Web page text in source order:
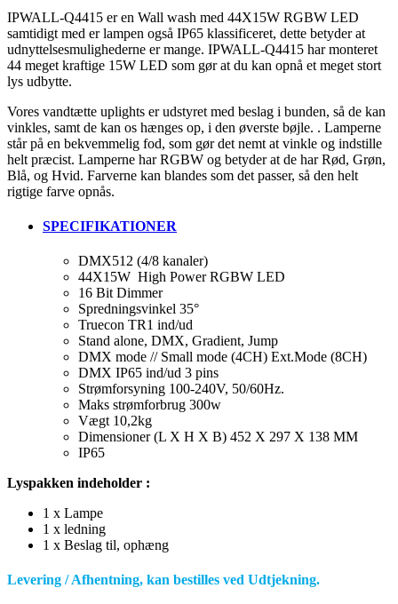
IPWALL-Q4415 er en Wall wash med 44X15W RGBW LED
samtidigt med er lampen også IP65 klassificeret, dette betyder at
udnyttelsesmulighederne er mange. IPWALL-Q4415 har monteret
44 meget kraftige 15W LED som gør at du kan opnå et meget stort
lys udbytte.
Vores vandtætte uplights er udstyret med beslag i bunden, så de kan
vinkles, samt de kan os hænges op, i den øverste bøjle. . Lamperne
står på en bekvemmelig fod, som gør det nemt at vinkle og indstille
helt præcist. Lamperne har RGBW og betyder at de har Rød, Grøn,
Blå, og Hvid. Farverne kan blandes som det passer, så den helt
rigtige farve opnås.
SPECIFIKATIONER
DMX512 (4/8 kanaler)
44X15W High Power RGBW LED
16 Bit Dimmer
Spredningsvinkel 35°
Truecon TR1 ind/ud
Stand alone, DMX, Gradient, Jump
DMX mode // Small mode (4CH) Ext.Mode (8CH)
DMX IP65 ind/ud 3 pins
Strømforsyning 100-240V, 50/60Hz.
Maks strømforbrug 300w
Vægt 10,2kg
Dimensioner (L X H X B) 452 X 297 X 138 MM
IP65
Lyspakken indeholder :
1 x Lampe
1 x ledning
1 x Beslag til, ophæng
Levering / Afhentning, kan bestilles ved Udtjekning.